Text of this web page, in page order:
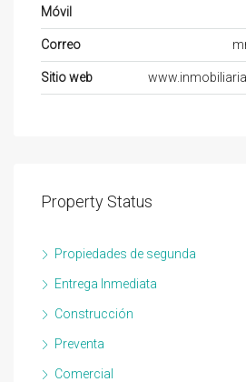
Móvil
Correo
Sitio web
Property Status
Propiedades de segunda
Entrega Inmediata
Construcción
Preventa
Comercial